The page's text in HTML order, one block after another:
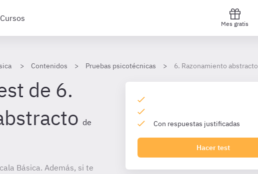
Cursos
Mes gratis
Contenidos Pruebas psicotécnicas 6. Razonamiento abstracto
de 6.
de
Básica. Además, si te
Con respuestas justificadas
Hacer test